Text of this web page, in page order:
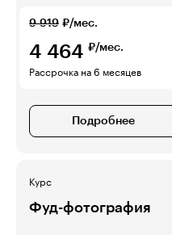
9 919 ₽/мес.
4 464 ₽/мес.
Рассрочка на 6 месяцев
Подробнее
Курс
Фуд-фотография